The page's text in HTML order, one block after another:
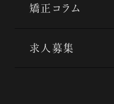
矯正コラム
求人募集